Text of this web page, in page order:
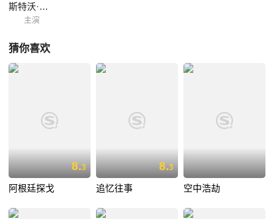
斯特沃·齐冈
主演
猜你喜欢
8.3
阿根廷探戈
8.3
追忆往事 空中浩劫